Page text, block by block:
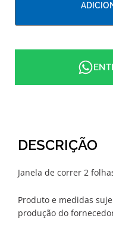
DESCRIÇÃO
Janela de correr 2
Produto e medidas
produção do